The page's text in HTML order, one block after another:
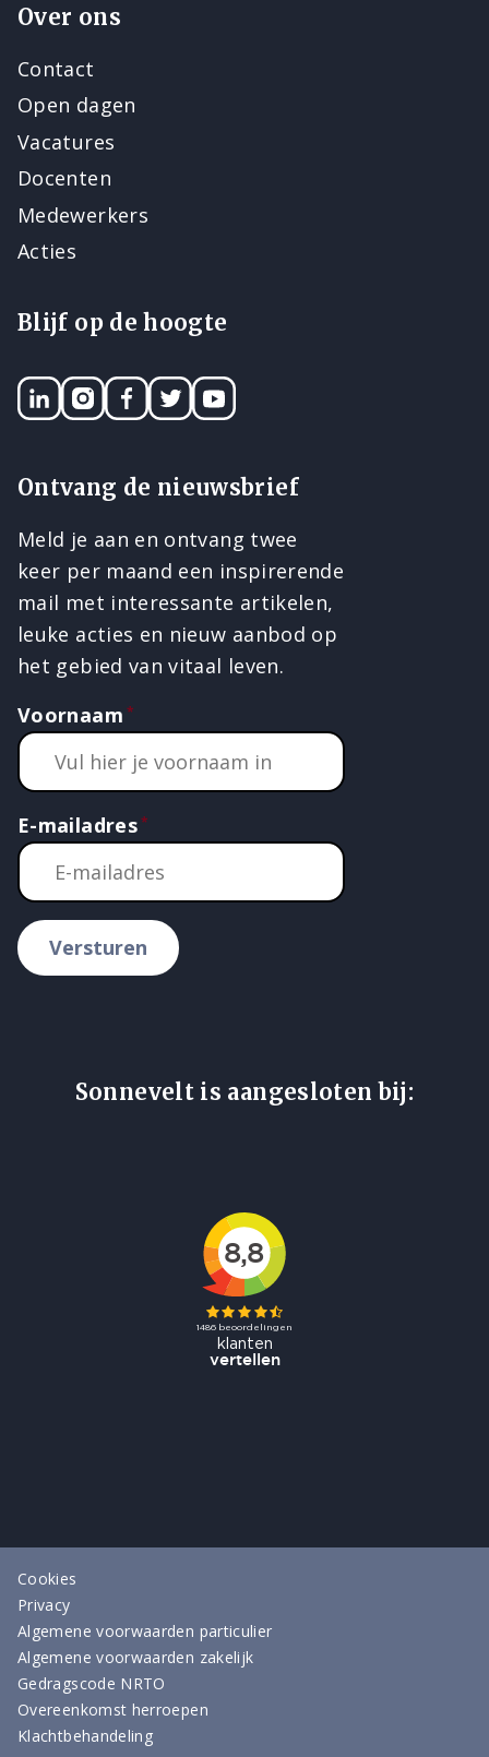
Over ons
Contact
Open dagen
Vacatures
Docenten
Medewerkers
Acties
Blijf op de hoogte
LinkedINInstagram
Facebook
TwitterYouTube
Ontvang de nieuwsbrief
Meld je aan en ontvang twee
keer per maand een inspirerende
mail met interessante artikelen,
leuke acties en nieuw aanbod op
het gebied van vitaal leven.
Voornaam
E-mailadres
Versturen
Sonnevelt is aangesloten bij:
Cookies
Privacy
Algemene voorwaarden particulier
Algemene voorwaarden zakelijk
Gedragscode NRTO
Overeenkomst herroepen
Klachtbehandeling